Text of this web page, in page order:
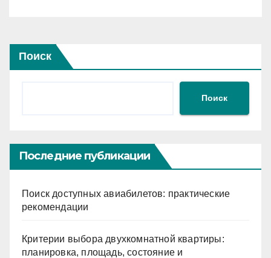
Поиск
Поиск
Последние публикации
Поиск доступных авиабилетов: практические
рекомендации
Критерии выбора двухкомнатной квартиры:
планировка, площадь, состояние и